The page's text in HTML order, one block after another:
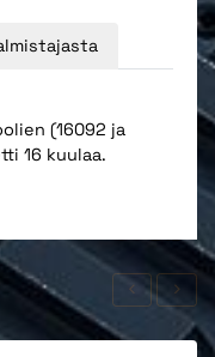
(16092 ja
16 kuulaa.